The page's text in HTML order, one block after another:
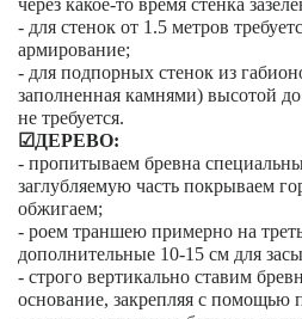
через какое-то время стенка
- для стенок от 1.5 метров
армирование;
- для подпорных стенок из
заполненная камнями) высотой
не требуется.
☑ДЕРЕВО:
- пропитываем бревна
заглубляемую часть покрываем
обжигаем;
- роем траншею примерно на
дополнительные 10-15 см для
- строго вертикально ставим
основание, закрепляя с помощью